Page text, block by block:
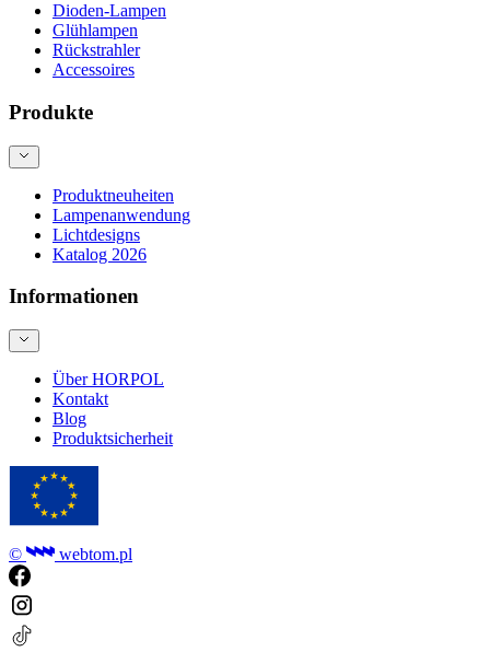
Dioden-Lampen
Glühlampen
Rückstrahler
Accessoires
Produkte
Produktneuheiten
Lampenanwendung
Lichtdesigns
Katalog 2026
Informationen
Über HORPOL
Kontakt
Blog
Produktsicherheit
© webtom.pl